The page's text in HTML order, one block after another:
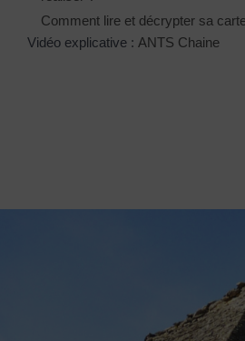
Comment lire et décrypter sa
Vidéo explicative : ANTS Chaine